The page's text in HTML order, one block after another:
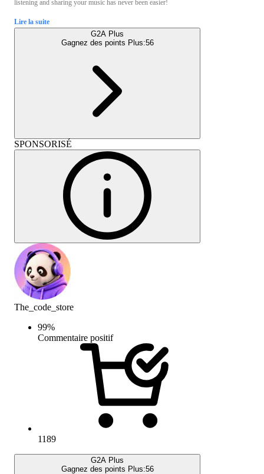
listening and sharing your music has never been easier!
Lire la suite
G2A Plus
Gagnez des points Plus:56
SPONSORISÉ
The_code_store
99%
Commentaire positif
1189
G2A Plus
Gagnez des points Plus:56